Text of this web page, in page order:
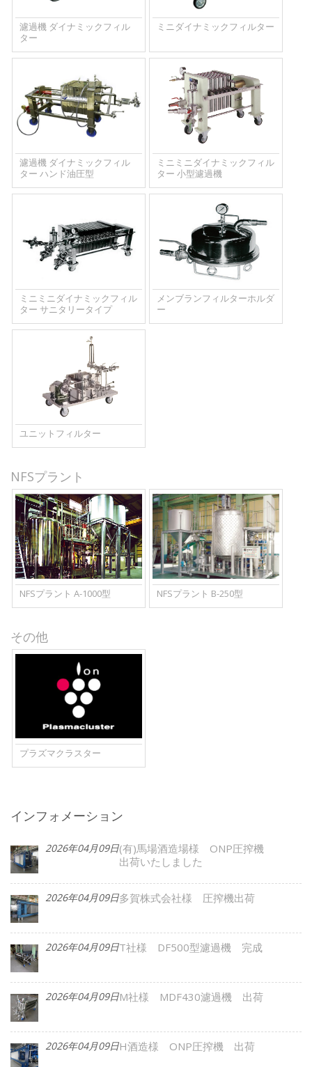
濾過機 ダイナミックフィル
ター
ミニダイナミックフィルター
濾過機 ダイナミックフィル
ター ハンド油圧型
ミニミニダイナミックフィル
ター 小型濾過機
ミニミニダイナミックフィル
ター サニタリータイプ
メンブランフィルターホルダ
ー
ユニットフィルター
NFSプラント
NFSプラント A-1000型 NFSプラント B-250型
その他
プラズマクラスター
インフォメーション
2026年04月09日(有)馬場酒造場様 ONP圧搾機
出荷いたしました
2026年04月09日多賀株式会社様 圧搾機出荷
2026年04月09日T社様 DF500型濾過機 完成
2026年04月09日M社様 MDF430濾過機 出荷
2026年04月09日H酒造様 ONP圧搾機 出荷